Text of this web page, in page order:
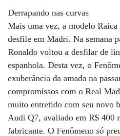
Derrapando nas curvas
Mais uma vez, a modelo
desfile em Madri. Na semana
Ronaldo voltou a desfilar de
espanhola. Desta vez, o
exuberância da amada na
compromissos com o Real
muito entretido com seu novo
Audi Q7, avaliado em R$ 400
fabricante. O Fenômeno só